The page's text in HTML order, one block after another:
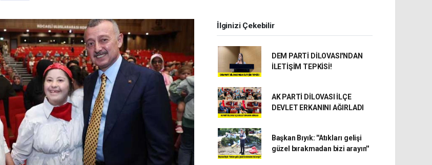
İlginizi Çekebilir
DEM PARTİ DİLOVASI'NDAN
İLETİŞİM TEPKİSİ!
AK PARTİ DİLOVASI İLÇE
DEVLET ERKANINI AĞIRLADI
Başkan Bıyık: ''Atıkları gelişi
güzel bırakmadan bizi arayın''